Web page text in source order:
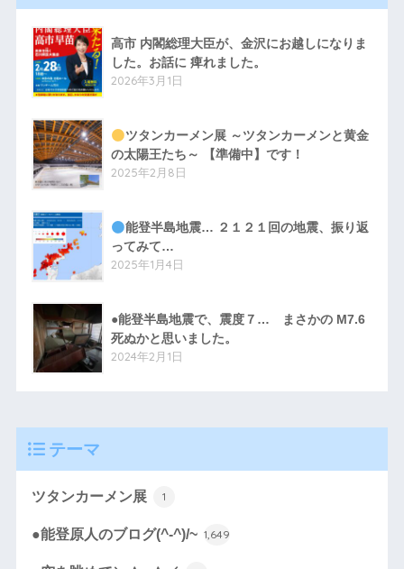
高市 内閣総理大臣が、金沢にお越しになりま
した。お話に 痺れました。
2026年3月1日
ツタンカーメン展 ～ツタンカーメンと黄金
の太陽王たち～ 【準備中】です！
2025年2月8日
能登半島地震… ２１２１回の地震、振り返
ってみて…
2025年1月4日
●能登半島地震で、震度７… まさかの M7.6
死ぬかと思いました。
2024年2月1日
テーマ
ツタンカーメン展 1
●能登原人のブログ(^-^)/~ 1,649